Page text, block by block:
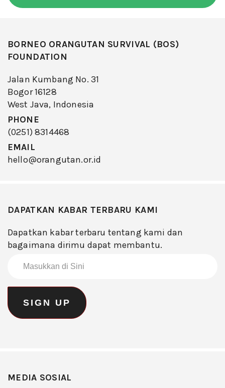
BORNEO ORANGUTAN SURVIVAL (BOS)
FOUNDATION
Jalan Kumbang No. 31
Bogor 16128
West Java, Indonesia
PHONE
(0251) 8314468
EMAIL
hello@orangutan.or.id
DAPATKAN KABAR TERBARU KAMI
Dapatkan kabar terbaru tentang kami dan
bagaimana dirimu dapat membantu.
MEDIA SOSIAL